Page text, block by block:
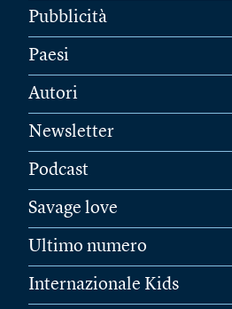
Pubblicità
Paesi
Autori
Newsletter
Podcast
Savage love
Ultimo numero
Internazionale Kids